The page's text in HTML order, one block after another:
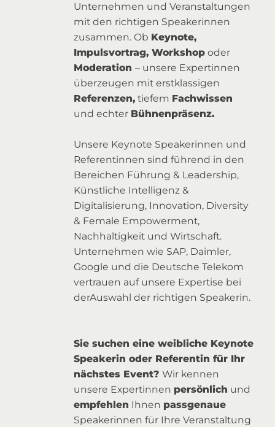
Unternehmen und Veranstaltungen
mit den richtigen Speakerinnen
zusammen. Ob Keynote,
Impulsvortrag, Workshop oder
Moderation – unsere Expertinnen
überzeugen mit erstklassigen
Referenzen, tiefem Fachwissen
und echter Bühnenpräsenz.
Unsere Keynote Speakerinnen und
Referentinnen sind führend in den
Bereichen Führung & Leadership,
Künstliche Intelligenz &
Digitalisierung, Innovation, Diversity
& Female Empowerment,
Nachhaltigkeit und Wirtschaft.
Unternehmen wie SAP, Daimler,
Google und die Deutsche Telekom
vertrauen auf unsere Expertise bei
derAuswahl der richtigen Speakerin.
Sie suchen eine weibliche Keynote
Speakerin oder Referentin für Ihr
nächstes Event? Wir kennen
unsere Expertinnen persönlich und
empfehlen Ihnen passgenaue
Speakerinnen für Ihre Veranstaltung